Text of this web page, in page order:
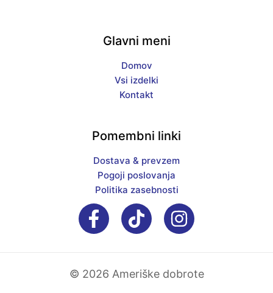
Glavni meni
Domov
Vsi izdelki
Kontakt
Pomembni linki
Dostava & prevzem
Pogoji poslovanja
Politika zasebnosti
© 2026 Ameriške dobrote